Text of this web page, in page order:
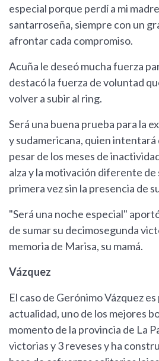
especial porque perdí a mi
santarroseña, siempre con un
afrontar cada compromiso.
Acuña le deseó mucha fuerza
destacó la fuerza de voluntad
volver a subir al ring.
Será una buena prueba para la
y sudamericana, quien intentará
pesar de los meses de
alza y la motivación diferente
primera vez sin la presencia de
"Será una noche especial"
de sumar su decimosegunda
memoria de Marisa, su mamá.
Vázquez
El caso de Gerónimo Vázquez
actualidad, uno de los mejores
momento de la provincia de La
victorias y 3 reveses y ha